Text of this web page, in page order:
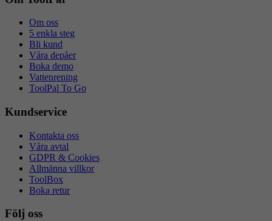
Om oss
5 enkla steg
Bli kund
Våra depåer
Boka demo
Vattenrening
ToolPal To Go
Kundservice
Kontakta oss
Våra avtal
GDPR & Cookies
Allmänna villkor
ToolBox
Boka retur
Följ oss